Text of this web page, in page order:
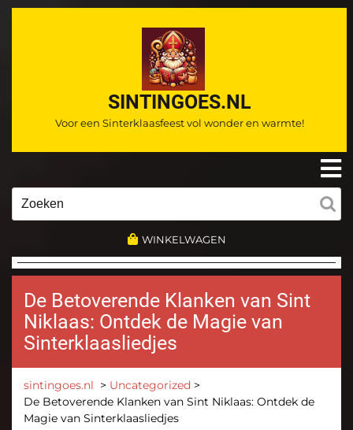
Ga
SINTINGOES.NL
Voor een Sinterklaasfeest vol wonder en warmte!
WINKELWAGEN
De Betoverende Klanken van Sint
Niklaas: Ontdek de Magie van
Sinterklaasliedjes
sintingoes.nl > Uncategorized >
De Betoverende Klanken van Sint Niklaas: Ontdek de
Magie van Sinterklaasliedjes